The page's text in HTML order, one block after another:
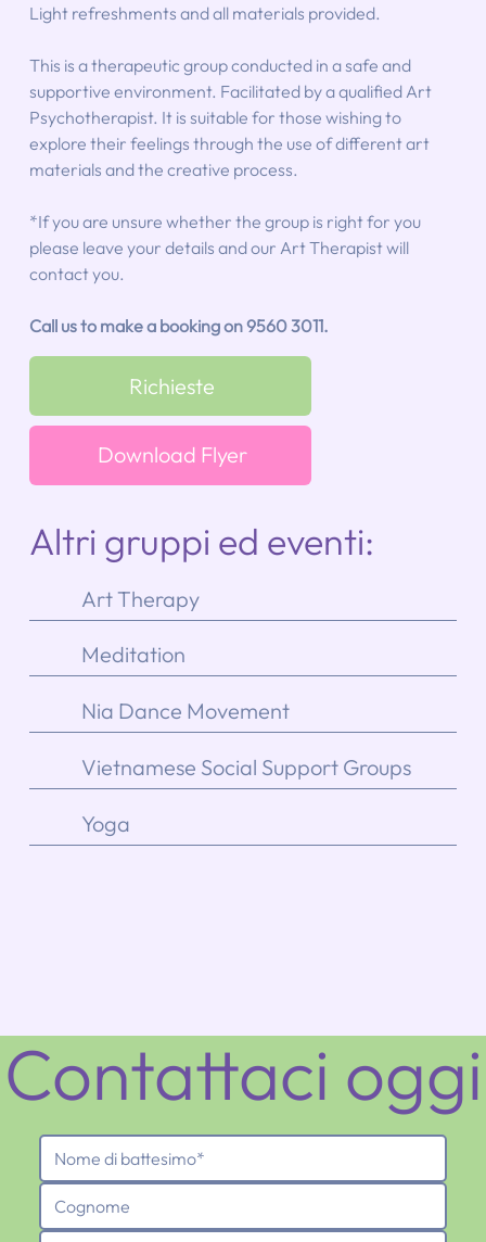
Light refreshments and all materials provided.
This is a therapeutic group conducted in a safe and
supportive environment. Facilitated by a qualified Art
Psychotherapist. It is suitable for those wishing to
explore their feelings through the use of different art
materials and the creative process.
*If you are unsure whether the group is right for you
please leave your details and our Art Therapist will
contact you.
Call us to make a booking on 9560 3011.
Richieste
Download Flyer
Altri gruppi ed eventi:
Art Therapy
Meditation
Nia Dance Movement
Vietnamese Social Support Groups
Yoga
Contattaci oggi